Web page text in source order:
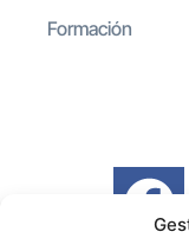
Formación